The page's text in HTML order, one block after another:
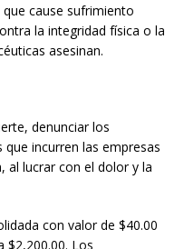
cause sufrimiento
la integridad física o la
asesinan.
denunciar los
incurren las empresas
al lucrar con el dolor y la
con valor de $40.00
$2,200.00. Los